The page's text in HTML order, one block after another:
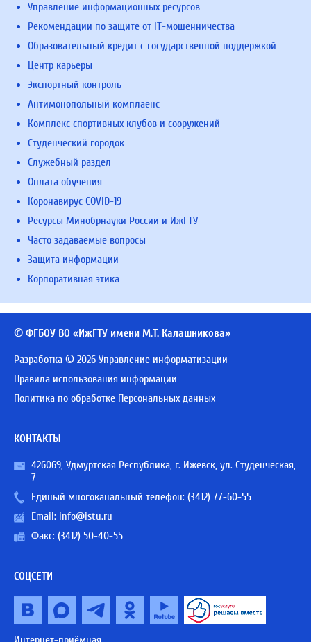
Управление информационных ресурсов
Рекомендации по защите от IT-мошенничества
Образовательный кредит с государственной поддержкой
Центр карьеры
Экспортный контроль
Антимонопольный комплаенс
Комплекс спортивных клубов и сооружений
Студенческий городок
Служебный раздел
Оплата обучения
Коронавирус COVID-19
Ресурсы Минобрнауки России и ИжГТУ
Часто задаваемые вопросы
Защита информации
Корпоративная этика
© ФГБОУ ВО «ИжГТУ имени М.Т. Калашникова»
Разработка © 2026 Управление информатизации
Правила использования информации
Политика по обработке Персональных данных
КОНТАКТЫ
426069, Удмуртская Республика, г. Ижевск, ул. Студенческая,
7
Единый многоканальный телефон: (3412) 77-60-55
Email: info@istu.ru
Факс: (3412) 50-40-55
СОЦСЕТИ